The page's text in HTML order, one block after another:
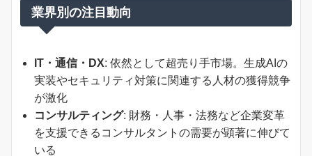
業界別の注目動向
IT・通信・DX: 依然として超売り手市場。生成AIの
実装やセキュリティ対策に関連する人材の獲得競争
が激化
コンサルティング: 財務・人事・法務など企業変革
を支援できるコンサルタントの需要が顕著に伸びて
いる